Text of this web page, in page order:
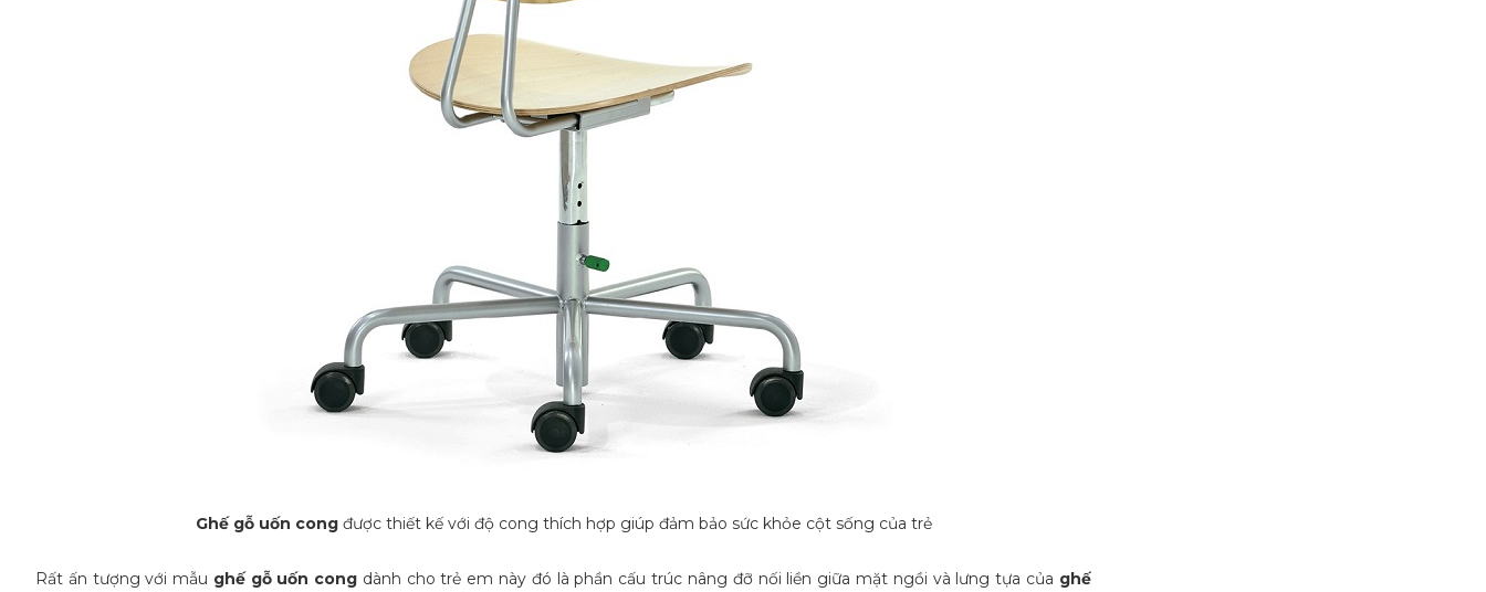
Ghế gỗ uốn congđược thiết kế với độ cong thích hợp giúp đảm bảo sức khỏe cột sống của trẻ
Rất ấn tượng với mẫu ghế gỗ uốn cong dành cho trẻ em này đó là phần cấu trúc nâng đỡ nối liền giữa mặt ngồi và lưng tựa của ghế